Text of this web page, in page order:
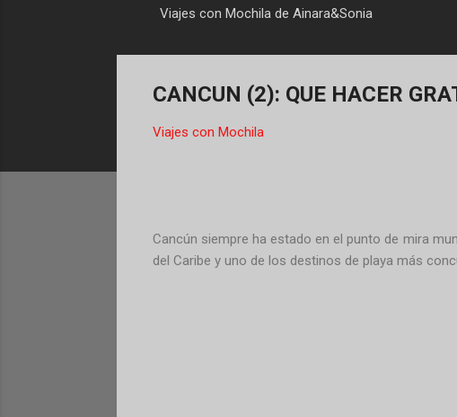
Viajes con Mochila de Ainara&Sonia
CANCUN (2): QUE HACER
Viajes con Mochila
Cancún siempre ha estado en el punto de mira
del Caribe y uno de los destinos de playa más